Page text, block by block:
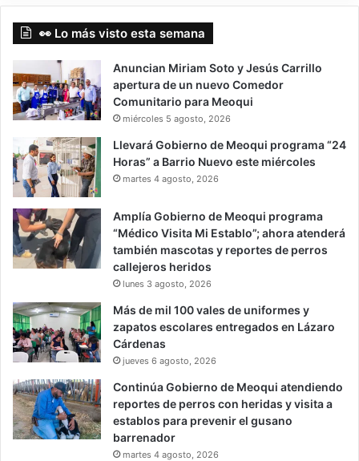
👀 Lo más visto esta semana
Anuncian Miriam Soto y Jesús Carrillo
apertura de un nuevo Comedor
Comunitario para Meoqui
miércoles 5 agosto, 2026
Llevará Gobierno de Meoqui programa “24
Horas” a Barrio Nuevo este miércoles
martes 4 agosto, 2026
Amplía Gobierno de Meoqui programa
“Médico Visita Mi Establo”; ahora atenderá
también mascotas y reportes de perros
callejeros heridos
lunes 3 agosto, 2026
Más de mil 100 vales de uniformes y
zapatos escolares entregados en Lázaro
Cárdenas
jueves 6 agosto, 2026
Continúa Gobierno de Meoqui atendiendo
reportes de perros con heridas y visita a
establos para prevenir el gusano
barrenador
martes 4 agosto, 2026